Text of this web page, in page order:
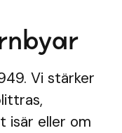
Vi stärker
isär eller om